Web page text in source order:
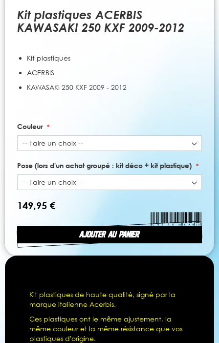
Kit plastiques ACERBIS
KAWASAKI 250 KXF 2009-2012
Kit plastiques
ACERBIS
KAWASAKI 250 KXF 2009 - 2012
Couleur
Pose (lors d'un achat groupé : kit déco + kit plastique)
AJOUTER AU PANIER
149,95 €
beginning
gallery
Kit plastiques de haute qualité, signé par la
marque italienne Acerbis.
Ces plastiques ont le même ajustement, la
même couleur et la même résistance que vos
plastiques d'origine.